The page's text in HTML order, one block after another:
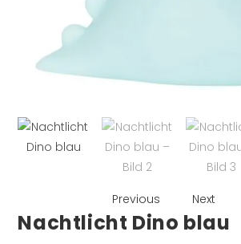
Previous Next
Nachtlicht Dino blau